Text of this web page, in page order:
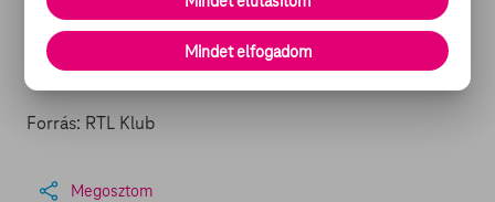
bármilyen regisztrált készüléken (számítógép,
okostelefon, tablet). Regisztráljon
, és válogasson a TV
GOkínálatából
Forrás: RTL Klub
Megosztom
Mindet elfogadom